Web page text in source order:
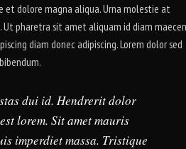
dolore magna aliqua. Urna molestie at
pharetra sit amet aliquam id diam
diam donec adipiscing. Lorem dolor sed
dui id. Hendrerit dolor
lorem. Sit amet mauris
imperdiet massa. Tristique